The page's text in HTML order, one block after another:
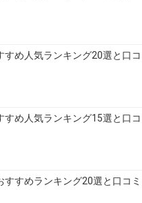
すめ人気ランキング20選と口コ
すめ人気ランキング15選と口コ
すめランキング20選と口コミ